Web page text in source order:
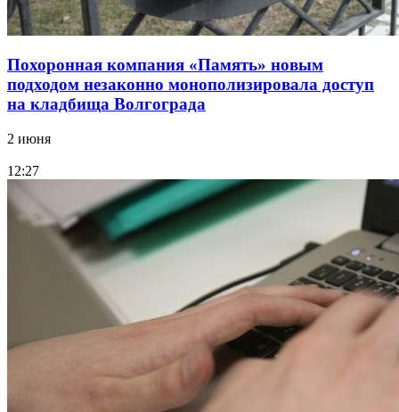
Похоронная компания «Память» новым
подходом незаконно монополизировала доступ
на кладбища Волгограда
2 июня
12:27